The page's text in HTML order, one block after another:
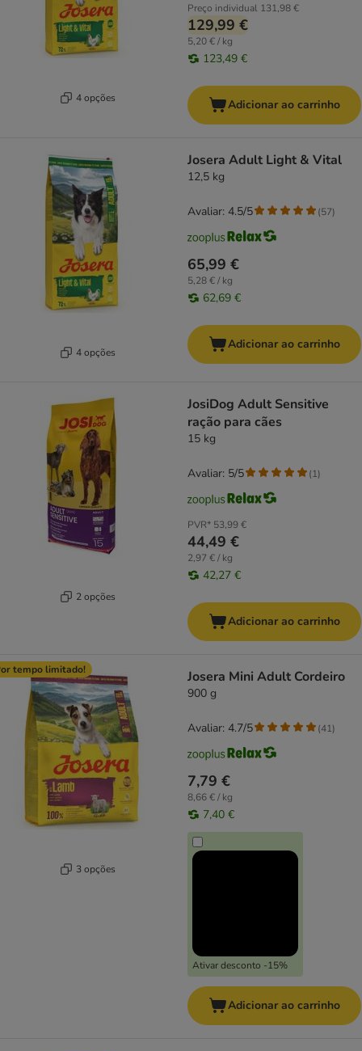
4 opções
Preço individual 131,98 €
129,99 €
5,20 € / kg
123,49 €
Adicionar ao carrinho
4 opções
Josera Adult Light & Vital
12,5 kg
65,99 €
5,28 € / kg
62,69 €
Avaliar: 4.5/5 (57)
Adicionar ao carrinho
2 opções
JosiDog Adult Sensitive
ração para cães
15 kg
PVR* 53,99 €
44,49 €
2,97 € / kg
42,27 €
Avaliar: 5/5 (1)
Adicionar ao carrinho
tempo limitado!
3 opções
Josera Mini Adult Cordeiro
900 g
7,79 €
8,66 € / kg
7,40 €
Ativar desconto -15%
Avaliar: 4.7/5 (41)
Adicionar ao carrinho